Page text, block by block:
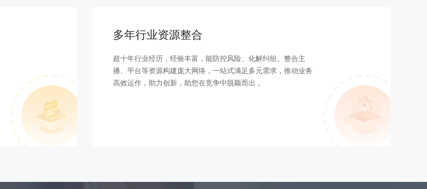
多年行业资源整合
超十年行业经历，经验丰富，能防控风险、化解纠纷。整合主
播、平台等资源构建庞大网络，一站式满足多元需求，推动业务
高效运作，助力创新，助您在竞争中脱颖而出 。